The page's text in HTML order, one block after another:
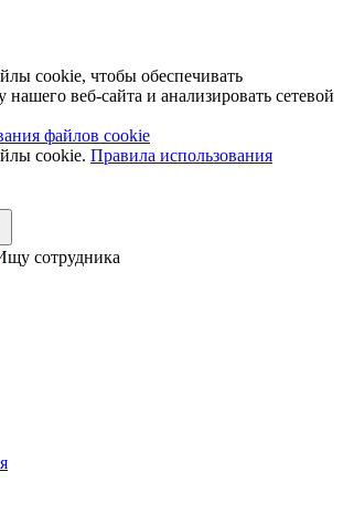
cookie, чтобы обеспечивать
веб-сайта и анализировать сетевой
файлов cookie
cookie. Правила использования
сотрудника